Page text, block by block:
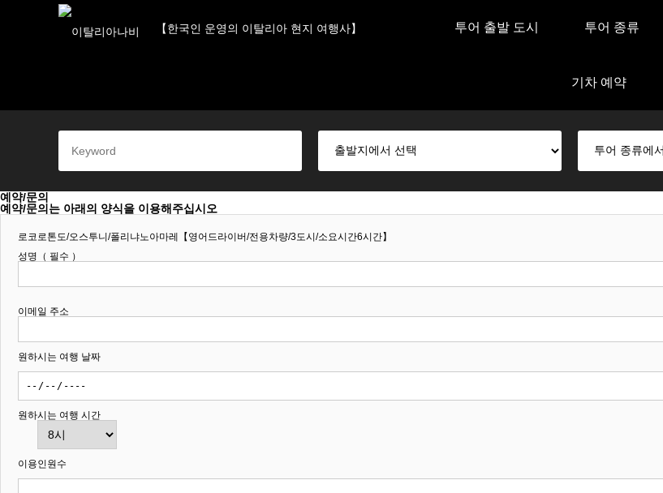
【한국인 운영의 이탈리아 현지 여행사】 투어 출발 도시 투어 종류
기차 예약
예약/문의
예약/문의는 아래의 양식을 이용해주십시오
로코로톤도/오스투니/폴리냐노아마레【영어드라이버/전용차량/3도시/소요시간6시간】
성명（ 필수 ）
이메일 주소
원하시는 여행 날짜
원하시는 여행 시간
이용인원수